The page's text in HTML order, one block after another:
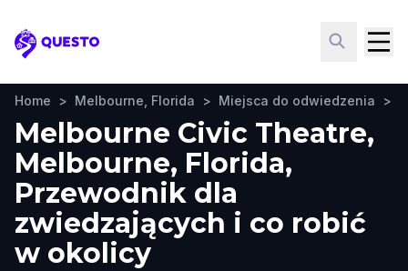
Questo
Home > Melbourne, Florida > Miejsca do odwiedzenia >
Melbourne Civic Theatre,
Melbourne, Florida,
Przewodnik dla
zwiedzających i co robić
w okolicy